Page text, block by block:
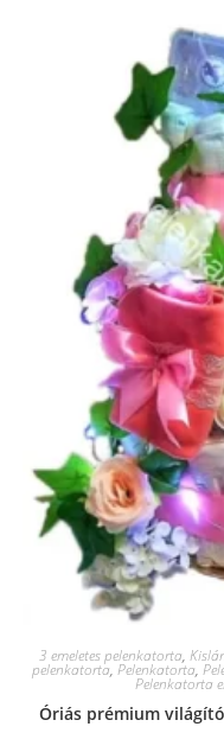
3 emeletes pelenkatorta,
pelenkatorta, Pelenkatorta,
Pelenkatorta
Óriás prémium